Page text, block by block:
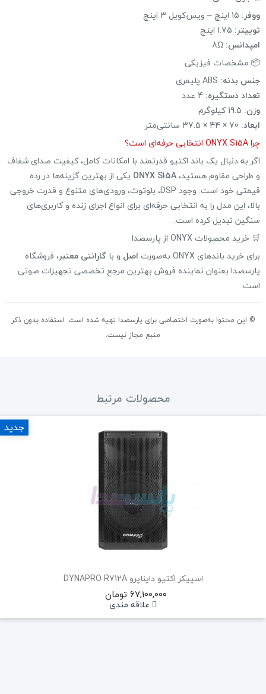
ووفر:
توییتر:
امپدانس:
📦 مشخصات فیزیکی
جنس بدنه:
تعداد دستگیره:
وزن:
ابعاد:
چرا ONYX S15A انتخابی حرفه‌ای است؟
اگر به دنبال یک باند اکتیو قدرتمند با امکانات کامل، کیفیت صدای شفاف
و طراحی مقاوم هستید، ONYX S15A یکی از بهترین گزینه‌ها در رده
قیمتی خود است. وجود DSP، بلوتوث، ورودی‌های متنوع و قدرت خروجی
بالا، این مدل را به انتخابی حرفه‌ای برای انواع اجرای زنده و کاربری‌های
سنگین تبدیل کرده است.
🛒 خرید محصولات ONYX از پارسصدا
برای خرید باندهای ONYX به‌صورت
اصل و با گارانتی معتبر، فروشگاه
پارسصدا بعنوان نماینده فروش بهترین مرجع تخصصی تجهیزات صوتی
است.
© این محتوا به‌صورت اختصاصی برای پارسصدا تهیه شده است. استفاده بدون ذکر
منبع مجاز نیست.
محصولات مرتبط
اسپیکر اکتیو دایناپرو DYNAPRO R712A
67,100,000 تومان
علاقه مندی
جدید